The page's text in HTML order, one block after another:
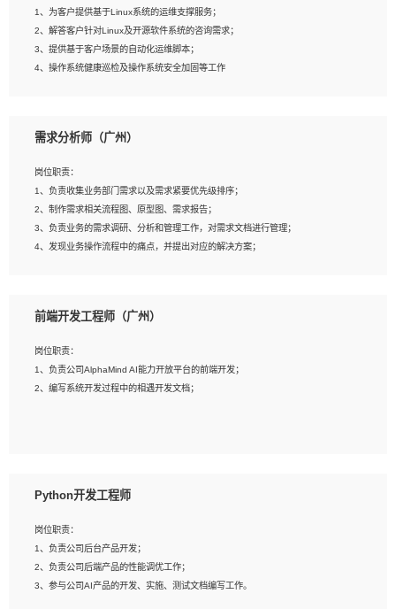
5、踏实， 勤奋，愿意在工作中不断学习，提高自我；
6、能与同事友好相处。
1、为客户提供基于Linux系统的运维支撑服务；
2、解答客户针对Linux及开源软件系统的咨询需求；
3、提供基于客户场景的自动化运维脚本；
4、操作系统健康巡检及操作系统安全加固等工作
1、全日制本科计算机相关专业毕业，3年以上相关工作经验；
3、熟练使用脚本语言，shell/python任一种，熟练使用Ansible
4、熟悉linux常见服务、中间件的基本原理、部署以及故障处理，如：Mysql、
Apache、Nginx、Zabbix、Kafka等
5、熟悉主流虚拟化技术，如：VMware、KVM
6、具备网络方面的基础知识，熟悉常见的网络协议，如TCP/IP，转发原理，路由优
8、有良好的文档编写能力和沟通能力，有RHCE证书优先
需求分析师（广州）
岗位职责：
1、负责收集业务部门需求以及需求紧要优先级排序；
2、制作需求相关流程图、原型图、需求报告；
3、负责业务的需求调研、分析和管理工作，对需求文档进行管理；
4、发现业务操作流程中的痛点，并提出对应的解决方案；
岗位要求：
2、熟悉产品及需求规划工具，如:Axure、Xmind、MS Project等；
3、具备良好的交流协调能力，有较强的责任感、工作积极主动；
4、有较强的系统需求分析、文档编写能力、沟通能力；
前端开发工程师（广州）
岗位职责：
1、负责公司AlphaMind AI能力开放平台的前端开发；
2、编写系统开发过程中的相遇开发文档；
3、熟悉react/vue/angular任何一种前端框架，熟悉react优先；
5、善于沟通，具有团队意识；
Python开发工程师
岗位职责：
1、负责公司后台产品开发；
2、负责公司后端产品的性能调优工作；
3、参与公司AI产品的开发、实施、测试文档编写工作。